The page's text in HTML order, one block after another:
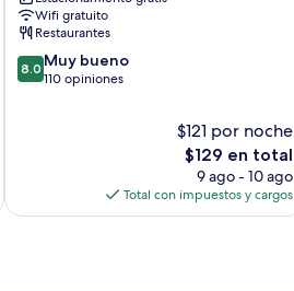
Wifi gratuito
Restaurantes
8.0
de
8.0 Muy bueno
110 opiniones
$121 por noche
El
precio
actual
es
$129 en total
9 ago - 10 ago
Total con impuestos y cargos